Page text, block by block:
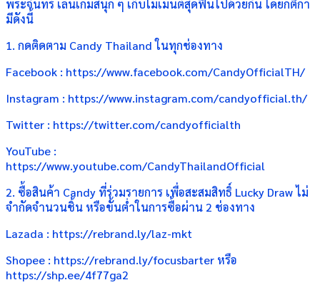
พระจันทร์ เล่นเกมสนุก ๆ เก็บโมเมนต์สุดฟินไปด้วยกัน โดยกติกา
มีดังนี้
1. กดติดตาม Candy Thailand ในทุกช่องทาง
Facebook : https://www.facebook.com/CandyOfficialTH/
Instagram : https://www.instagram.com/candyofficial.th/
Twitter : https://twitter.com/candyofficialth
YouTube :
https://www.youtube.com/CandyThailandOfficial
2. ซื้อสินค้า Candy ที่ร่วมรายการ เพื่อสะสมสิทธิ์ Lucky Draw ไม่
จำกัดจำนวนชิ้น หรือขั้นต่ำในการซื้อผ่าน 2 ช่องทาง
Lazada : https://rebrand.ly/laz-mkt
Shopee : https://rebrand.ly/focusbarter หรือ
https://shp.ee/4f77ga2